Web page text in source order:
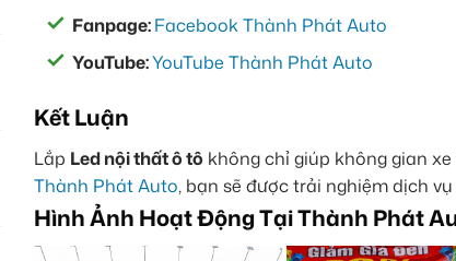
Fanpage:Facebook Thành Phát Auto
YouTube:YouTube Thành Phát Auto
Kết Luận
Lắp Led nội thất ô tô không chỉ giúp không gian
Thành Phát Auto, bạn sẽ được trải nghiệm dịch
Hình Ảnh Hoạt Động Tại Thành Phát